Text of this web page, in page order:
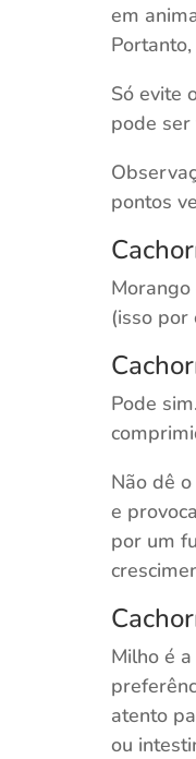
em
Só evite
pode
pontos
(isso por
Pode
Não dê
e
por um
Milho é
atento
ou